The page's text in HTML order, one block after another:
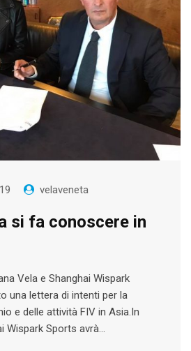
velaveneta
si fa conoscere in
Vela e Shanghai Wispark
una lettera di intenti per la
e delle attività FIV in Asia.In
Wispark Sports avrà…